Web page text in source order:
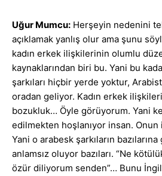
Uğur Mumcu: Herşeyin nedenini
açıklamak yanlış olur ama şunu
kadın erkek ilişkilerinin olumlu
kaynaklarından biri bu. Yani bu
şarkıları hiçbir yerde yoktur,
oradan geliyor. Kadın erkek
bozukluk… Öyle görüyorum. Yani
edilmekten hoşlanıyor insan.
Yani o arabesk şarkıların
anlamsız oluyor bazıları. “Ne
özür diliyorum senden”… Bunu